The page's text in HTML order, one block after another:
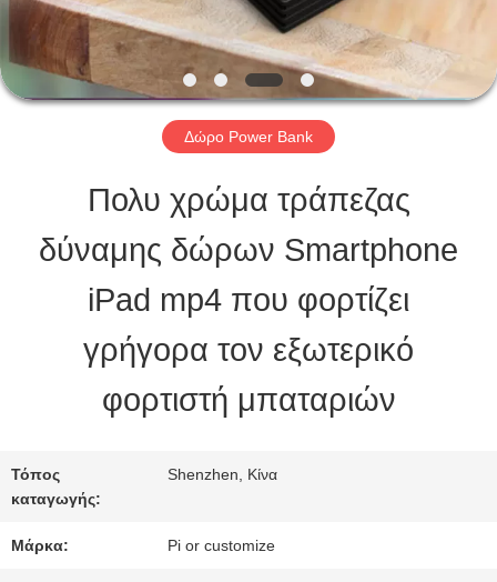
ΠΟΙΟΤΙΚΌΣ
ΈΛΕΓΧΟΣ
ΕΛΆΤΕ
ΕΠΑΦΉ
ΖΗΤΉΣΤΕ
Δώρο Power Bank
Πολυ χρώμα τράπεζας
δύναμης δώρων Smartphone
iPad mp4 που φορτίζει
γρήγορα τον εξωτερικό
φορτιστή μπαταριών
Τόπος
καταγωγής:
Shenzhen, Κίνα
Μάρκα: Pi or customize